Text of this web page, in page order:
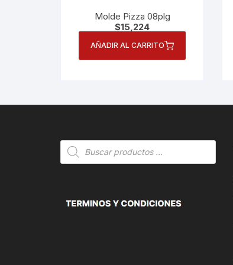
Molde Pizza 08plg
$15,224
AÑADIR AL CARRITO
Búsqueda
de